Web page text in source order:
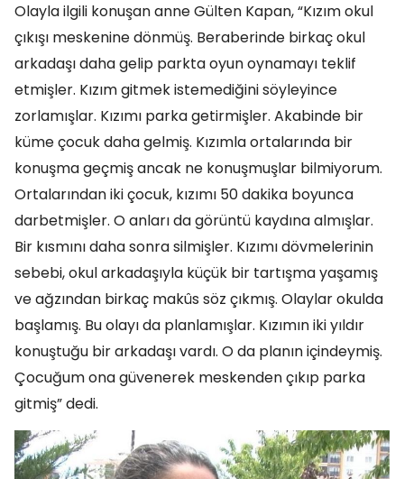
Olayla ilgili konuşan anne Gülten Kapan, “Kızım okul
çıkışı meskenine dönmüş. Beraberinde birkaç okul
arkadaşı daha gelip parkta oyun oynamayı teklif
etmişler. Kızım gitmek istemediğini söyleyince
zorlamışlar. Kızımı parka getirmişler. Akabinde bir
küme çocuk daha gelmiş. Kızımla ortalarında bir
konuşma geçmiş ancak ne konuşmuşlar bilmiyorum.
Ortalarından iki çocuk, kızımı 50 dakika boyunca
darbetmişler. O anları da görüntü kaydına almışlar.
Bir kısmını daha sonra silmişler. Kızımı dövmelerinin
sebebi, okul arkadaşıyla küçük bir tartışma yaşamış
ve ağzından birkaç makûs söz çıkmış. Olaylar okulda
başlamış. Bu olayı da planlamışlar. Kızımın iki yıldır
konuştuğu bir arkadaşı vardı. O da planın içindeymiş.
Çocuğum ona güvenerek meskenden çıkıp parka
gitmiş” dedi.